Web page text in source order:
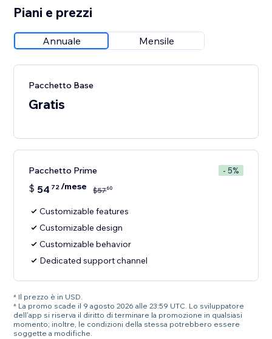
Piani e prezzi
Annuale Mensile
Pacchetto Base
Gratis
Pacchetto Prime - 5%
$ 54 72/mese $5760
Customizable features
Customizable design
Customizable behavior
Dedicated support channel
* Il prezzo è in USD.
* La promo scade il 9 agosto 2026 alle 23:59 UTC. Lo sviluppatore
dell'app si riserva il diritto di terminare la promozione in qualsiasi
momento; inoltre, le condizioni della stessa potrebbero essere
soggette a modifiche.